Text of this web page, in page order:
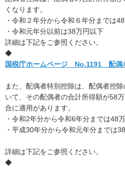
くなります。
・令和２年分から令和６年分までは
・令和元年分以前は38万円以下
詳細は下記をご参照ください。
◆
国税庁ホームページ No.1191 配偶
また、配偶者特別控除は、配偶者控
いて、その配偶者の合計所得額が58
合に適用があります。
・令和2年分から令和6年分までは48
・平成30年分から令和元年分までは
詳細は下記をご参照ください。
◆